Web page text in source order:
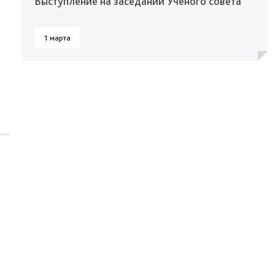
1 марта